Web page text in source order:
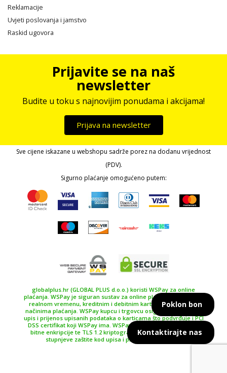
Reklamacije
Uvjeti poslovanja i jamstvo
Raskid ugovora
Prijavite se na naš
newsletter
Budite u toku s najnovijim ponudama i akcijama!
Prijava na newsletter
Sve cijene iskazane u webshopu sadrže porez na dodanu vrijednost
(PDV).
Sigurno plaćanje omogućeno putem:
globalplus.hr (GLOBAL PLUS d.o.o.) koristi WSPay za online
plaćanja. WSPay je siguran sustav za online plaćanje, plaćanje u
realnom vremenu, kreditnim i debitnim karticama te drugim
načinima plaćanja. WSPay kupcu i trgovcu osiguravaju siguran
upis i prijenos upisanih podataka o karticama što podvrđuje i PCI
DSS certifikat koji WSPay ima. WSPay koristi SSL certifikat 256
bitne enkripcije te TLS 1.2 kriptografski protokol kao najviše
stupnjeve zaštite kod upisa i prijenosa podataka.
Kontaktirajte nas
Poklon bon